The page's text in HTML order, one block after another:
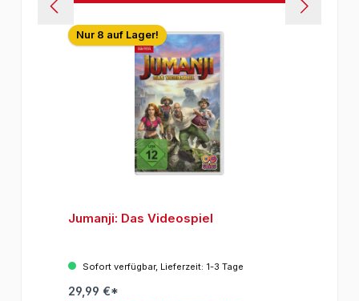
Nur 8 auf Lager!
Jumanji: Das Videospiel
Sofort verfügbar, Lieferzeit: 1-3 Tage
29,99 €*